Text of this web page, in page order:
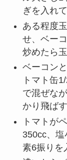
ぎを入れ
ある程度
せ、ベー
炒めたら
ベーコン
トマト缶
で混ぜな
かり飛ば
トマトが
350cc、
素6振りを